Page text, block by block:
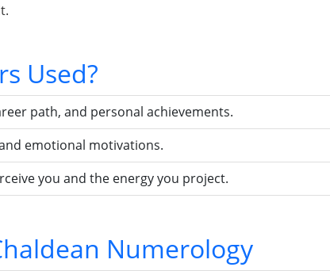
Used?
path, and personal achievements.
emotional motivations.
you and the energy you project.
Numerology